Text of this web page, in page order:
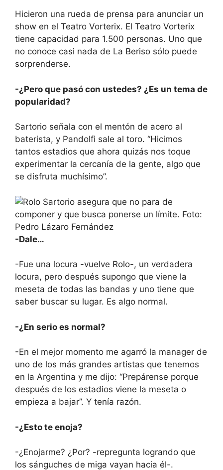
Hicieron una rueda de prensa para anunciar un
show en el Teatro Vorterix. El Teatro Vorterix
tiene capacidad para 1.500 personas. Uno que
no conoce casi nada de La Beriso sólo puede
sorprenderse.
-¿Pero que pasó con ustedes? ¿Es un tema de
popularidad?
Sartorio señala con el mentón de acero al
baterista, y Pandolfi sale al toro. “Hicimos
tantos estadios que ahora quizás nos toque
experimentar la cercanía de la gente, algo que
se disfruta muchísimo”.
-Dale…
-Fue una locura -vuelve Rolo-, un verdadera
locura, pero después supongo que viene la
meseta de todas las bandas y uno tiene que
saber buscar su lugar. Es algo normal.
-¿En serio es normal?
-En el mejor momento me agarró la manager de
uno de los más grandes artistas que tenemos
en la Argentina y me dijo: “Prepárense porque
después de los estadios viene la meseta o
empieza a bajar”. Y tenía razón.
-¿Esto te enoja?
-¿Enojarme? ¿Por? -repregunta logrando que
los sánguches de miga vayan hacia él-.